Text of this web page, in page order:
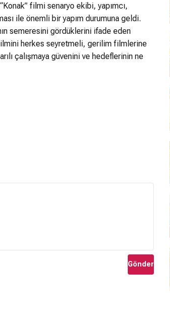
filmi senaryo ekibi, yapımcı,
ile önemli bir yapım durumuna geldi.
semeresini gördüklerini ifade eden
filmini herkes seyretmeli, gerilim filmlerine
çalışmaya güvenini ve hedeflerinin ne
Gönder